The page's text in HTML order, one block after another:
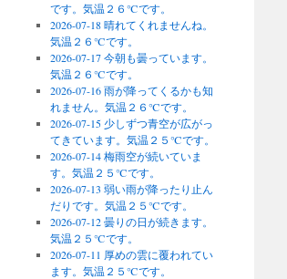
です。気温２６℃です。
2026-07-18 晴れてくれませんね。
気温２６℃です。
2026-07-17 今朝も曇っています。
気温２６℃です。
2026-07-16 雨が降ってくるかも知
れません。気温２６℃です。
2026-07-15 少しずつ青空が広がっ
てきています。気温２５℃です。
2026-07-14 梅雨空が続いていま
す。気温２５℃です。
2026-07-13 弱い雨が降ったり止ん
だりです。気温２５℃です。
2026-07-12 曇りの日が続きます。
気温２５℃です。
2026-07-11 厚めの雲に覆われてい
ます。気温２５℃です。